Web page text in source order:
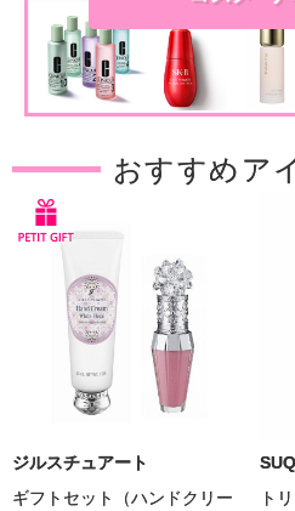
おすすめア
ジルスチュアート
ギフトセット（ハンドクリー
ト